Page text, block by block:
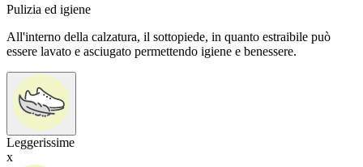
Pulizia ed igiene
All'interno della calzatura, il sottopiede, in quanto estraibile può
essere lavato e asciugato permettendo igiene e benessere.
Leggerissime
x